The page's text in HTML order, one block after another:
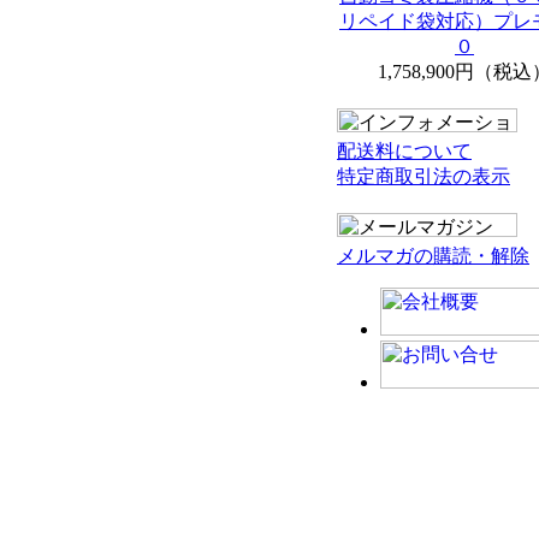
リペイド袋対応）プレ
０
1,758,900円（税込
配送料について
特定商取引法の表示
メルマガの購読・解除